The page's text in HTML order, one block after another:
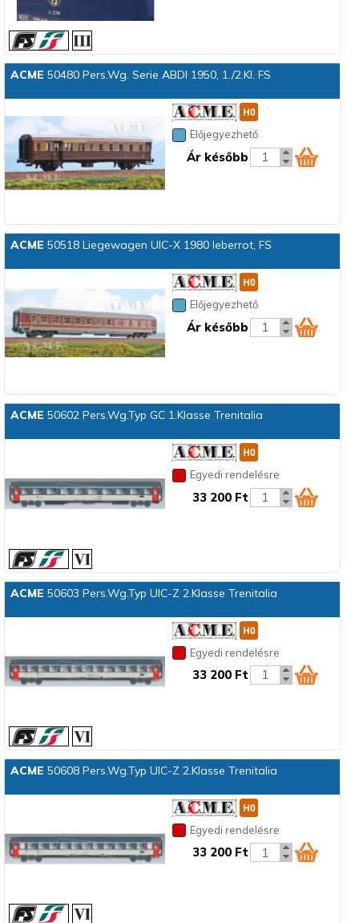
ACME 50480 Pers.Wg. Serie ABDI 1950, 1./2.Kl. FS
Előjegyezhető
Ár később
ACME 50518 Liegewagen UIC-X 1980 leberrot, FS
Előjegyezhető
Ár később
ACME 50602 Pers.Wg.Typ GC 1.Klasse Trenitalia
Egyedi rendelésre
33 200 Ft
ACME 50603 Pers.Wg.Typ UIC-Z 2.Klasse Trenitalia
Egyedi rendelésre
33 200 Ft
ACME 50608 Pers.Wg.Typ UIC-Z 2.Klasse Trenitalia
Egyedi rendelésre
33 200 Ft